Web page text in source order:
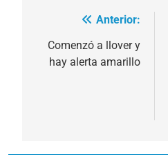
Navegación
de
entradas
Anterior:
Comenzó a llover y
hay alerta amarillo